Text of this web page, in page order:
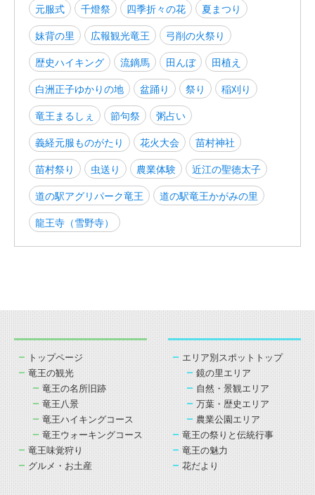
元服式
千燈祭 四季折々の花
夏まつり
妹背の里
広報観光竜王
弓削の火祭り
歴史ハイキング
流鏑馬 田んぼ
田植え
白洲正子ゆかりの地
盆踊り 祭り
稲刈り
竜王まるしぇ
節句祭
粥占い
義経元服ものがたり
花火大会
苗村神社
苗村祭り
虫送り 農業体験
近江の聖徳太子
道の駅アグリパーク竜王
道の駅竜王かがみの里
龍王寺（雪野寺）
トップページ
竜王の観光
竜王の名所旧跡
竜王八景
竜王ハイキングコース
竜王ウォーキングコース
竜王味覚狩り
グルメ・お土産
エリア別スポットトップ
鏡の里エリア
自然・景観エリア
万葉・歴史エリア
農業公園エリア
竜王の祭りと伝統行事
竜王の魅力
花だより